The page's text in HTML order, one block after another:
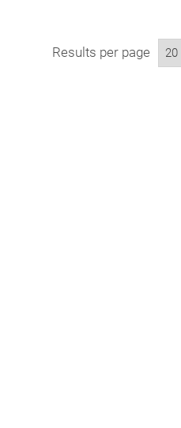
Results per page